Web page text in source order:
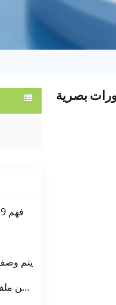
يتيح لك WTS فهم 9 أفلام بصرية (الطلاء)
يتم وصف
طريقة